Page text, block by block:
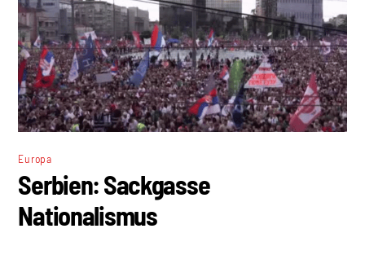
Europa
Serbien: Sackgasse
Nationalismus